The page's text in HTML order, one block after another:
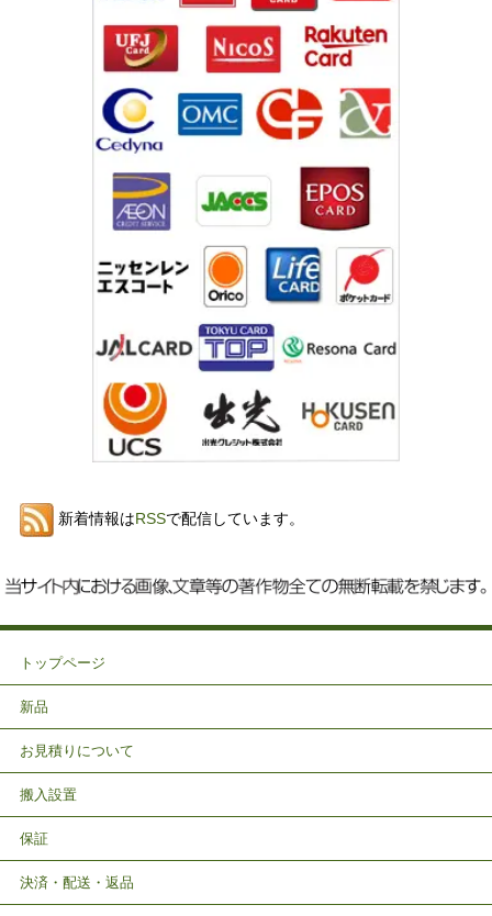
新着情報はRSSで配信しています。
トップページ
新品
お見積りについて
搬入設置
保証
決済・配送・返品